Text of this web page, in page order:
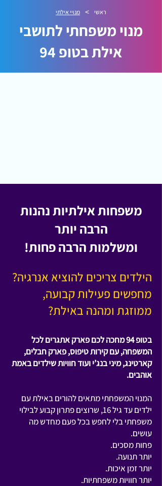
ראשי > מנויי אילתי
מנוי משפחתי לתושבי
אילת בטופ 94
משפחות אילתיות נהנות
הרבה יותר
ומשלמות הרבה פחות!
הילדים צריכים להוציא אנרגיה?
מחפשים פעילות קבועה,
ממוזגת ומהנה באילת?
בטופ 94 מחכה לכם פארק אתגרים לכל
המשפחה, עם קירות טיפוס, פארק חבלים,
קארטינג, מיני בנג’י ועוד חוויות שילדים באמת
אוהבים.
המנוי המשפחתי מתאים להורים באילת עם
ילדים עד גיל 16, שרוצים פתרון קבוע לבילוי
משפחתי בלי לחפש בכל פעם מחדש מה
עושים.
פחות מסכים.
יותר תנועה.
יותר זמן איכות.
יותר חוויות משפחתיות.